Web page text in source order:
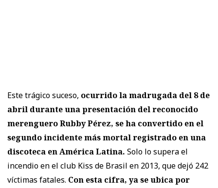
Este trágico suceso, ocurrido la madrugada del 8 de
abril durante una presentación del reconocido
merenguero Rubby Pérez, se ha convertido en el
segundo incidente más mortal registrado en una
discoteca en América Latina. Solo lo supera el
incendio en el club Kiss de Brasil en 2013, que dejó 242
víctimas fatales. Con esta cifra, ya se ubica por